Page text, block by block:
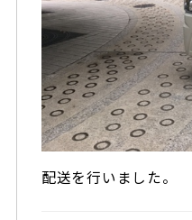
配送を行いました。